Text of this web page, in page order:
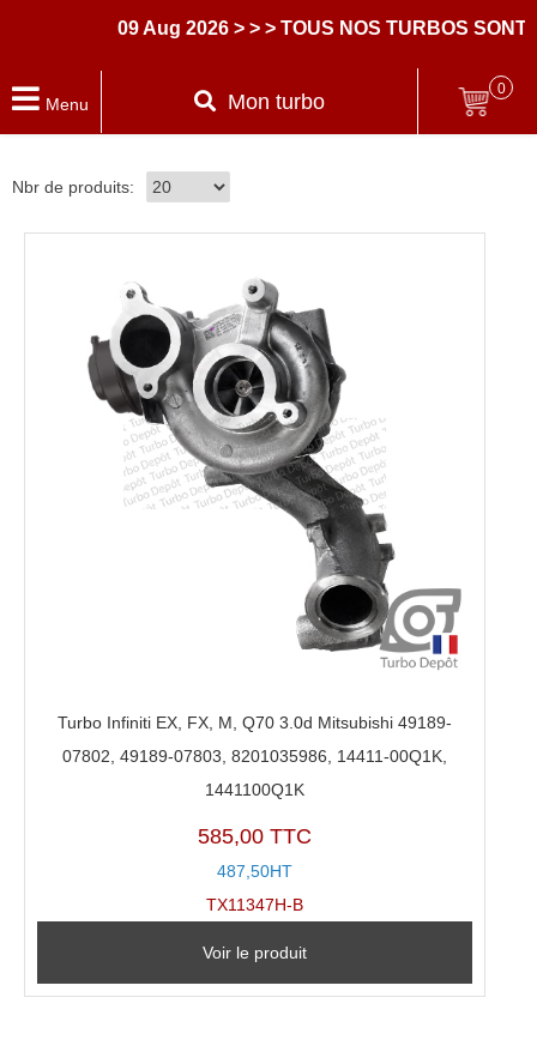
09 Aug 2026 > > > TOUS NOS TURBOS SONT
Menu Mon turbo
0
Nbr de produits:
Turbo Infiniti EX, FX, M, Q70 3.0d Mitsubishi 49189-
07802, 49189-07803, 8201035986, 14411-00Q1K,
1441100Q1K
585,00 TTC
487,50HT
TX11347H-B
Voir le produit